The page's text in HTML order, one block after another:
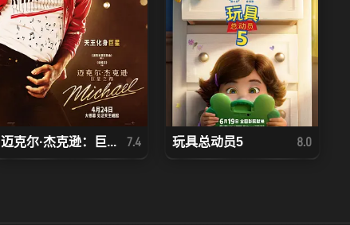
迈克尔·杰克逊：巨... 7.4 玩具总动员5 8.0